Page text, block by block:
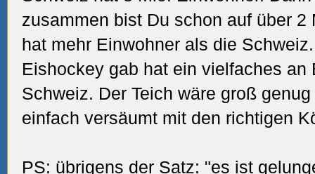
zusammen bist Du schon auf über
hat mehr Einwohner als die
Eishockey gab hat ein vielfaches an
Schweiz. Der Teich wäre groß
einfach versäumt mit den richtigen
PS: übrigens der Satz: "es ist